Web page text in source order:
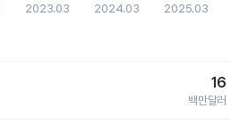
2023.03 2024.03 2025.03
16
백만달러